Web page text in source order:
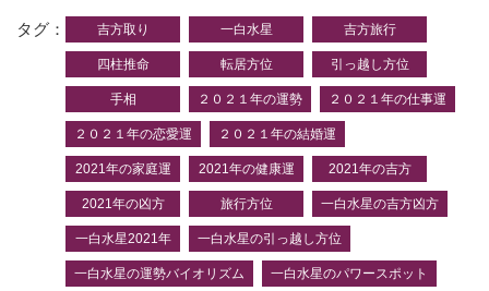
タグ 吉方取り 一白水星 吉方旅行
四柱推命 転居方位 引っ越し方位
手相 ２０２１年の運勢 ２０２１年の仕事運
２０２１年の恋愛運 ２０２１年の結婚運
2021年の家庭運 2021年の健康運 2021年の吉方
2021年の凶方 旅行方位 一白水星の吉方凶方
一白水星2021年 一白水星の引っ越し方位
一白水星の運勢バイオリズム 一白水星のパワースポット